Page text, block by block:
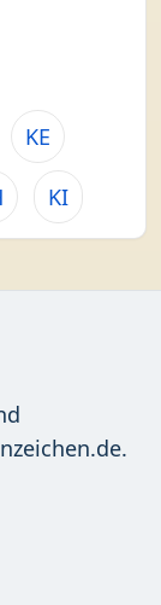
KE
KI